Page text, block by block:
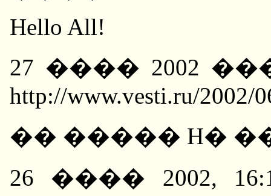
Hello All!
27 ���� 2002
http://www.vesti.ru/2002/
�� ����� H�
26 ���� 2002,